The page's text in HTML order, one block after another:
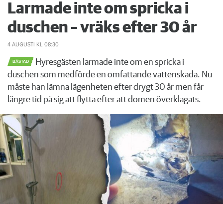
Larmade inte om spricka i
duschen – vräks efter 30 år
4 AUGUSTI KL 08:30
BÅSTAD
Hyresgästen larmade inte om en spricka i
duschen som medförde en omfattande vattenskada. Nu
måste han lämna lägenheten efter drygt 30 år men får
längre tid på sig att flytta efter att domen överklagats.